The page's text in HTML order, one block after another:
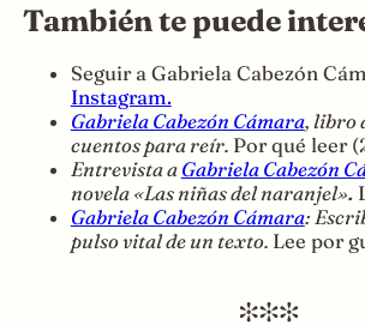
También te puede
Seguir a Gabriela Cabezón
Instagram.
Gabriela Cabezón Cámara, libro
cuentos para reír. Por qué leer
Entrevista a Gabriela Cabezón
novela «Las niñas del naranjel».
Gabriela Cabezón Cámara:
pulso vital de un texto. Lee por